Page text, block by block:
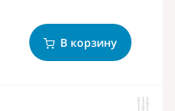
В корзину